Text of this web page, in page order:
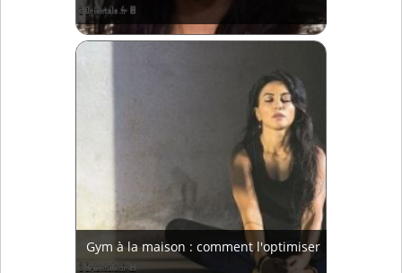
Gym à la maison : comment l'optimiser